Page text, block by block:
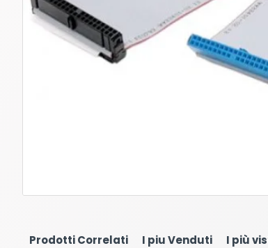
Prodotti Correlati I piu Venduti I più